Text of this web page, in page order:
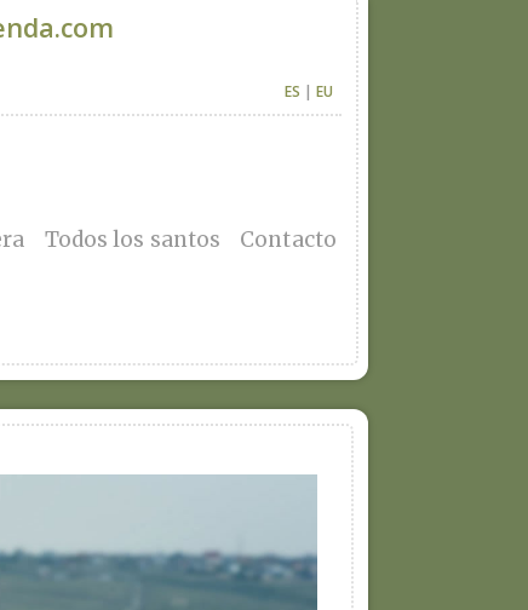
ES | EU
Todos los santos Contacto